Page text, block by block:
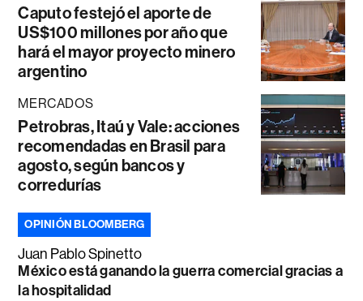
Caputo festejó el aporte de
US$100 millones por año que
hará el mayor proyecto minero
argentino
MERCADOS
Petrobras, Itaú y Vale: acciones
recomendadas en Brasil para
agosto, según bancos y
corredurías
OPINIÓN BLOOMBERG
Juan Pablo Spinetto
México está ganando la guerra comercial gracias a
la hospitalidad